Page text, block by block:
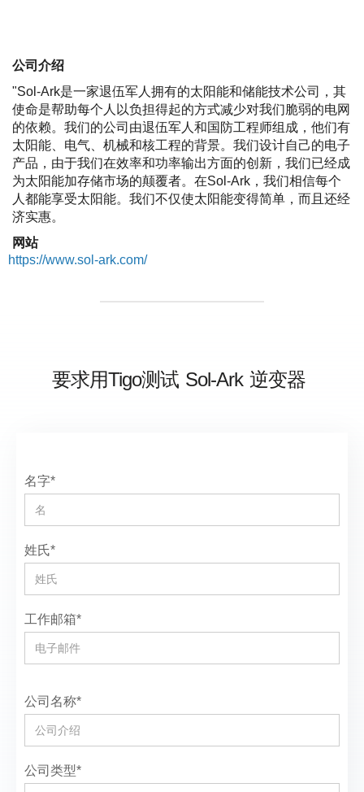
公司介绍
"Sol-Ark是一家退伍军人拥有的太阳能和储能技术公司，其
使命是帮助每个人以负担得起的方式减少对我们脆弱的电网
的依赖。我们的公司由退伍军人和国防工程师组成，他们有
太阳能、电气、机械和核工程的背景。我们设计自己的电子
产品，由于我们在效率和功率输出方面的创新，我们已经成
为太阳能加存储市场的颠覆者。在Sol-Ark，我们相信每个
人都能享受太阳能。我们不仅使太阳能变得简单，而且还经
济实惠。
网站
https://www.sol-ark.com/
要求用Tigo测试 Sol-Ark 逆变器
名字*
姓氏*
工作邮箱*
公司名称*
公司类型*